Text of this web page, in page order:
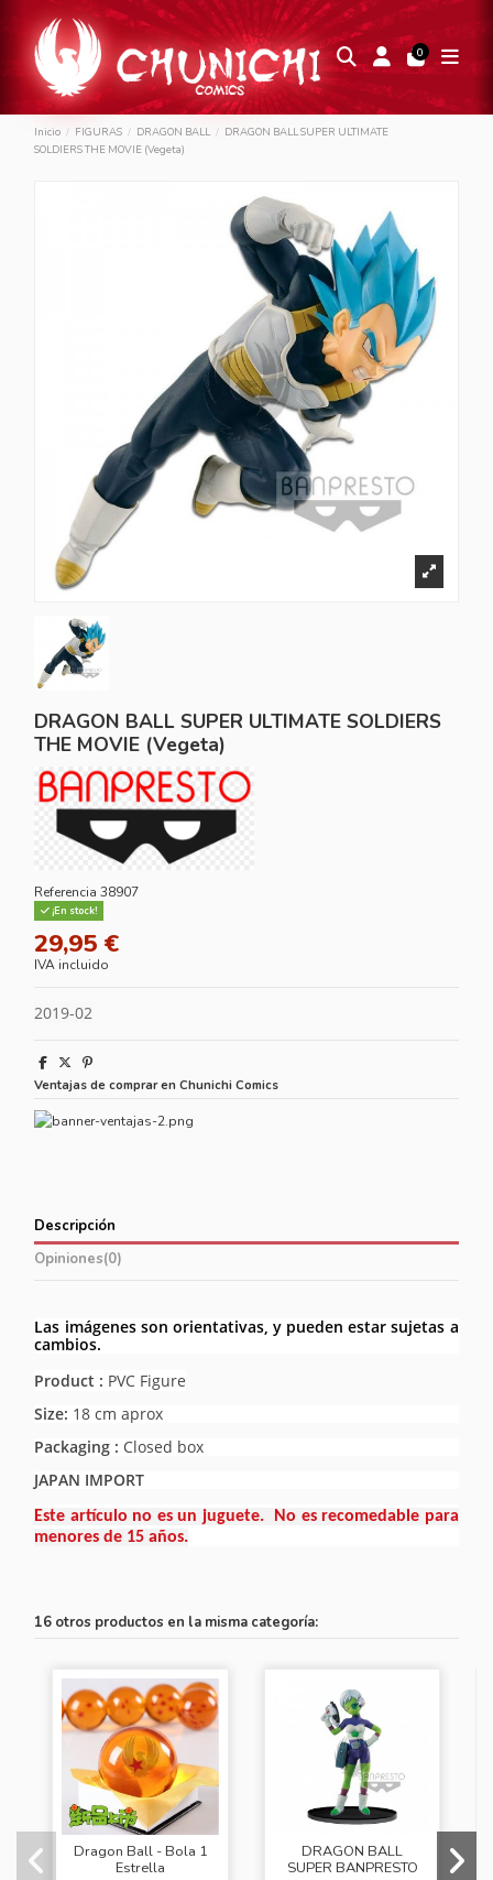
0
Inicio FIGURAS DRAGON BALL
DRAGON BALL SUPER ULTIMATE
SOLDIERS THE MOVIE (Vegeta)
DRAGON BALL SUPER ULTIMATE SOLDIERS
THE MOVIE (Vegeta)
Referencia 38907
¡En stock!
29,95 €
IVA incluido
2019-02
Ventajas de comprar en Chunichi Comics
Descripción
Opiniones(0)
Las imágenes son orientativas, y pueden estar sujetas a
cambios.
Product : PVC Figure
Size: 18 cm aprox
Packaging : Closed box
JAPAN IMPORT
Este artículo no es un juguete. No es recomedable para
menores de 15 años.
16 otros productos en la misma categoría:
Dragon Ball - Bola 1
Estrella
DRAGON BALL
SUPER BANPRESTO